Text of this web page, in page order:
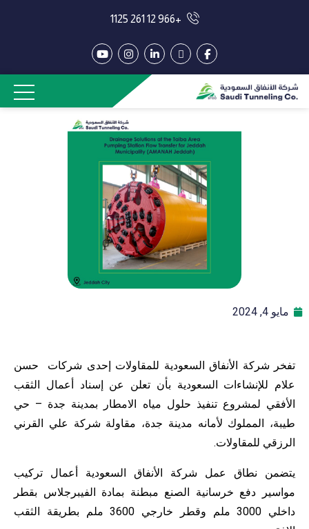
+966 12 261 1125
مايو 4, 2024
تفخر شركة الأنفاق السعودية للمقاولات إحدى شركات حسن
علام للإنشاءات السعودية بأن تعلن عن إسناد أعمال الثقب
الأفقي لمشروع تنفيذ حلول مياه الامطار بمدينة جدة – حي
طيبة، المملوك لأمانه مدينة جدة، مقاولة شركة علي القرني
الرزقي للمقاولات.
يتضمن نطاق عمل شركة الأنفاق السعودية أعمال تركيب
مواسير دفع خرسانية الصنع مبطنة بمادة الفيبرجلاس بقطر
داخلي 3000 ملم وقطر خارجي 3600 ملم بطريقة الثقب